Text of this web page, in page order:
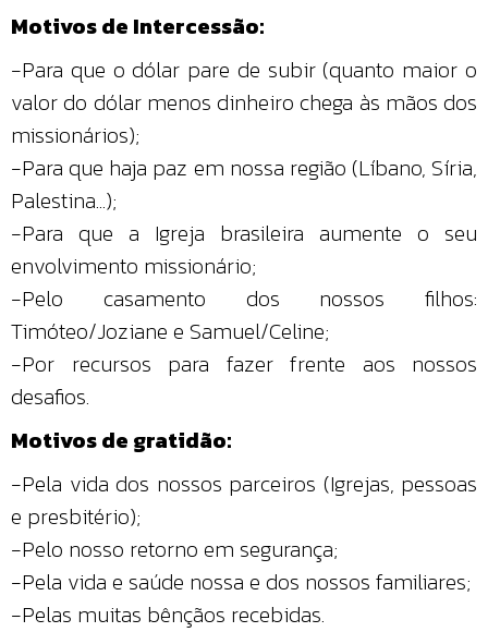
Motivos de Intercessão:
-Para que o dólar pare de subir (quanto maior o
valor do dólar menos dinheiro chega às mãos dos
missionários);
-Para que haja paz em nossa região (Líbano, Síria,
Palestina...);
-Para que a Igreja brasileira aumente o seu
envolvimento missionário;
-Pelo casamento dos nossos filhos:
Timóteo/Joziane e Samuel/Celine;
-Por recursos para fazer frente aos nossos
desafios.
Motivos de gratidão:
-Pela vida dos nossos parceiros (Igrejas, pessoas
e presbitério);
-Pelo nosso retorno em segurança;
-Pela vida e saúde nossa e dos nossos familiares;
-Pelas muitas bênçãos recebidas.